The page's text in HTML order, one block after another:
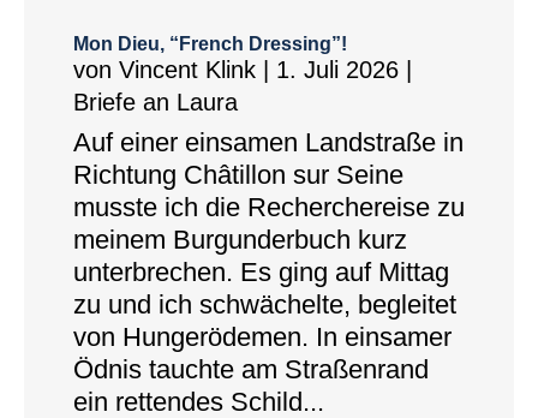
Mon Dieu, “French Dressing”!
von Vincent Klink| 1. Juli 2026|
Briefe an Laura
Auf einer einsamen Landstraße in
Richtung Châtillon sur Seine
musste ich die Recherchereise zu
meinem Burgunderbuch kurz
unterbrechen. Es ging auf Mittag
zu und ich schwächelte, begleitet
von Hungerödemen. In einsamer
Ödnis tauchte am Straßenrand
ein rettendes Schild...